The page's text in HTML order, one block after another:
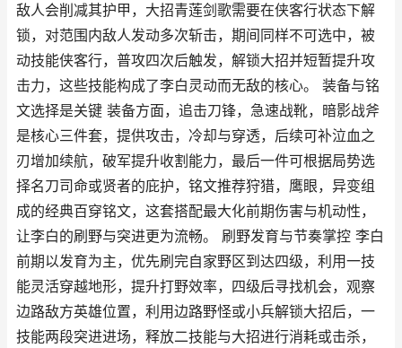
敌人会削减其护甲，大招青莲剑歌需要在侠客行状态下解
锁，对范围内敌人发动多次斩击，期间同样不可选中，被
动技能侠客行，普攻四次后触发，解锁大招并短暂提升攻
击力，这些技能构成了李白灵动而无敌的核心。 装备与铭
文选择是关键 装备方面，追击刀锋，急速战靴，暗影战斧
是核心三件套，提供攻击，冷却与穿透，后续可补泣血之
刃增加续航，破军提升收割能力，最后一件可根据局势选
择名刀司命或贤者的庇护，铭文推荐狩猎，鹰眼，异变组
成的经典百穿铭文，这套搭配最大化前期伤害与机动性，
让李白的刷野与突进更为流畅。 刷野发育与节奏掌控 李白
前期以发育为主，优先刷完自家野区到达四级，利用一技
能灵活穿越地形，提升打野效率，四级后寻找机会，观察
边路敌方英雄位置，利用边路野怪或小兵解锁大招后，一
技能两段突进进场，释放二技能与大招进行消耗或击杀，